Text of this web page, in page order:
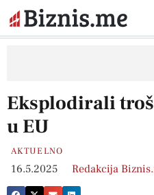
Eksplodirali
u EU
AKTUELNO
16.5.2025 Redakcija